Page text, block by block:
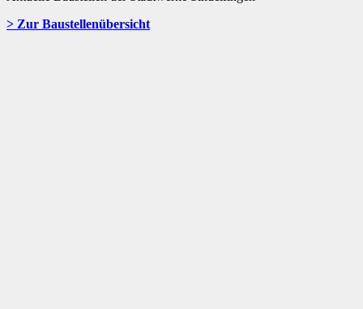
> Zur Baustellenübersicht